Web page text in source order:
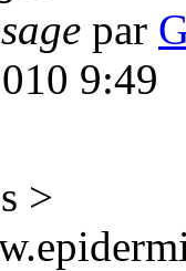
par
9:49
>